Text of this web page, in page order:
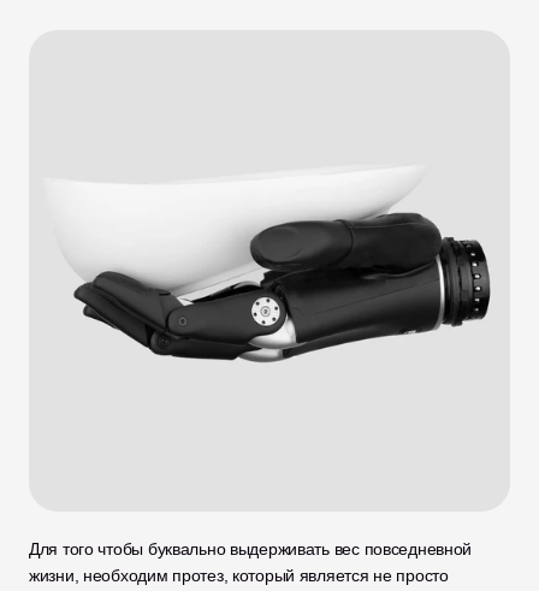
Для того чтобы буквально выдерживать вес повседневной
жизни, необходим протез, который является не просто